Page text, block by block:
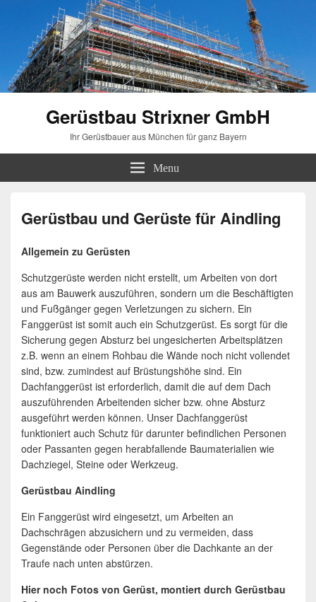
Gerüstbau Strixner GmbH
Ihr Gerüstbauer aus München für ganz Bayern
Menu
Gerüstbau und Gerüste für Aindling
Allgemein zu Gerüsten
Schutzgerüste werden nicht erstellt, um Arbeiten von dort
aus am Bauwerk auszuführen, sondern um die Beschäftigten
und Fußgänger gegen Verletzungen zu sichern. Ein
Fanggerüst ist somit auch ein Schutzgerüst. Es sorgt für die
Sicherung gegen Absturz bei ungesicherten Arbeitsplätzen
z.B. wenn an einem Rohbau die Wände noch nicht vollendet
sind, bzw. zumindest auf Brüstungshöhe sind. Ein
Dachfanggerüst ist erforderlich, damit die auf dem Dach
auszuführenden Arbeitenden sicher bzw. ohne Absturz
ausgeführt werden können. Unser Dachfanggerüst
funktioniert auch Schutz für darunter befindlichen Personen
oder Passanten gegen herabfallende Baumaterialien wie
Dachziegel, Steine oder Werkzeug.
Gerüstbau Aindling
Ein Fanggerüst wird eingesetzt, um Arbeiten an
Dachschrägen abzusichern und zu vermeiden, dass
Gegenstände oder Personen über die Dachkante an der
Traufe nach unten abstürzen.
Hier noch Fotos von Gerüst, montiert durch Gerüstbau